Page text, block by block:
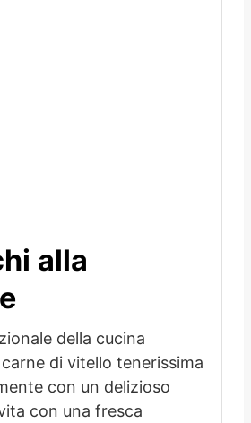
alla
della cucina
di vitello tenerissima
con un delizioso
con una fresca